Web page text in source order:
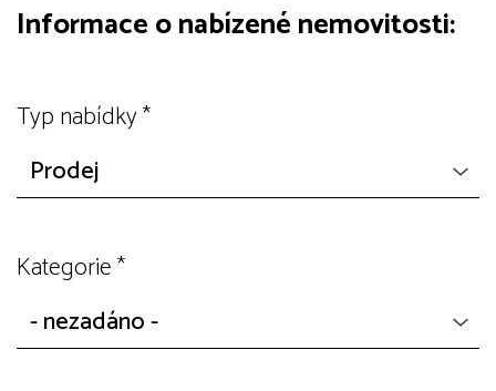
Informace o nabízené nemovitosti:
Typ nabídky*
Kategorie*